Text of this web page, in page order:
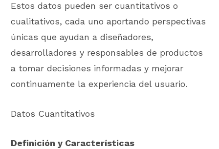
Estos datos pueden ser cuantitativos o
cualitativos, cada uno aportando perspectivas
únicas que ayudan a diseñadores,
desarrolladores y responsables de productos
a tomar decisiones informadas y mejorar
continuamente la experiencia del usuario.
Datos Cuantitativos
Definición y Características